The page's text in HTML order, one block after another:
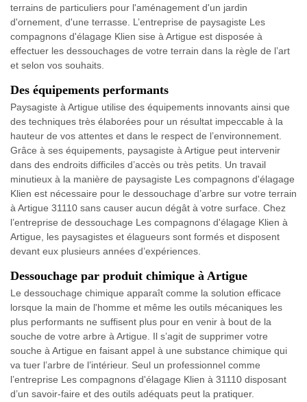
terrains de particuliers pour l'aménagement d'un jardin
d'ornement, d'une terrasse. L’entreprise de paysagiste Les
compagnons d'élagage Klien sise à Artigue est disposée à
effectuer les dessouchages de votre terrain dans la règle de l’art
et selon vos souhaits.
Des équipements performants
Paysagiste à Artigue utilise des équipements innovants ainsi que
des techniques très élaborées pour un résultat impeccable à la
hauteur de vos attentes et dans le respect de l’environnement.
Grâce à ses équipements, paysagiste à Artigue peut intervenir
dans des endroits difficiles d’accès ou très petits. Un travail
minutieux à la manière de paysagiste Les compagnons d'élagage
Klien est nécessaire pour le dessouchage d’arbre sur votre terrain
à Artigue 31110 sans causer aucun dégât à votre surface. Chez
l’entreprise de dessouchage Les compagnons d'élagage Klien à
Artigue, les paysagistes et élagueurs sont formés et disposent
devant eux plusieurs années d’expériences.
Dessouchage par produit chimique à Artigue
Le dessouchage chimique apparaît comme la solution efficace
lorsque la main de l'homme et même les outils mécaniques les
plus performants ne suffisent plus pour en venir à bout de la
souche de votre arbre à Artigue. Il s’agit de supprimer votre
souche à Artigue en faisant appel à une substance chimique qui
va tuer l’arbre de l’intérieur. Seul un professionnel comme
l’entreprise Les compagnons d'élagage Klien à 31110 disposant
d’un savoir-faire et des outils adéquats peut la pratiquer.